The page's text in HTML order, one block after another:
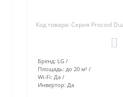
Код товара: Серия Procool
Бренд: LG
Площадь: до 20 м²
Wi-Fi: Да
Инвертор: Да